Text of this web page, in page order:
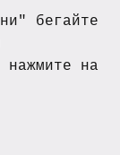
бегайте
на